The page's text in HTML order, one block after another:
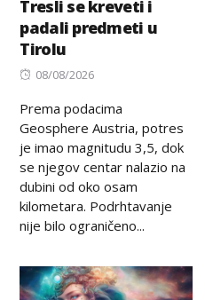
Tresli se kreveti i
padali predmeti u
Tirolu
Posted
08/08/2026
Prema podacima
Geosphere Austria, potres
je imao magnitudu 3,5, dok
se njegov centar nalazio na
dubini od oko osam
kilometara. Podrhtavanje
nije bilo ograničeno...